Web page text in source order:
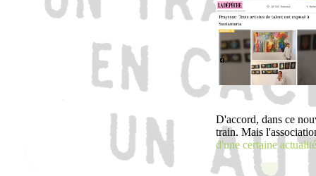
D'accord, dans ce
train. Mais
d'une certaine